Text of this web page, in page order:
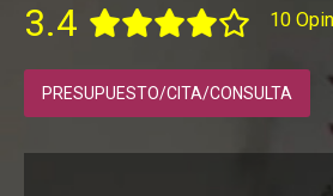
3.4
10
PRESUPUESTO/CITA/CONSULTA